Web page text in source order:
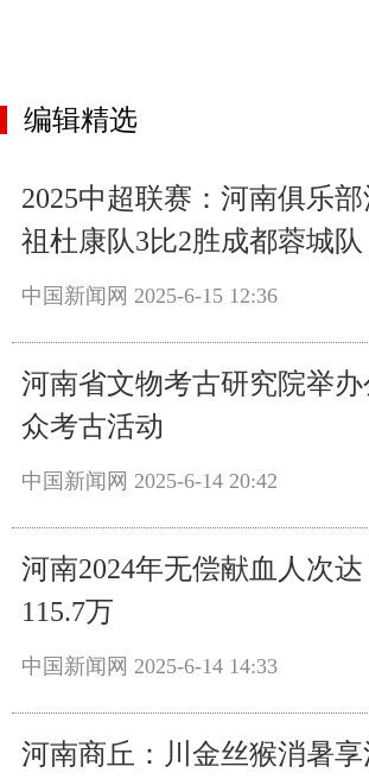
编辑精选
2025中超联赛：河南俱乐部
祖杜康队3比2胜成都蓉城队
中国新闻网 2025-6-15 12:36
河南省文物考古研究院举办
众考古活动
中国新闻网 2025-6-14 20:42
河南2024年无偿献血人次达
115.7万
中国新闻网 2025-6-14 14:33
河南商丘：川金丝猴消暑享